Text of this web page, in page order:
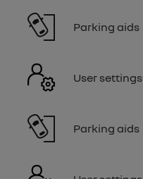
Parking aids
User settings
Parking aids